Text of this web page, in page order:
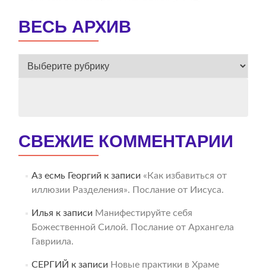
ВЕСЬ АРХИВ
ВЕСЬ
СВЕЖИЕ КОММЕНТАРИИ
Аз есмь Георгий к записи «Как избавиться от
иллюзии Разделения». Послание от Иисуса.
Илья к записи Манифестируйте себя
Божественной Силой. Послание от Архангела
Гавриила.
СЕРГИЙ к записи Новые практики в Храме